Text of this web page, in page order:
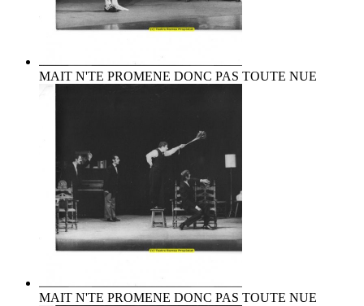
MAIT N'TE PROMENE DONC PAS TOUTE NUE
MAIT N'TE PROMENE DONC PAS TOUTE NUE